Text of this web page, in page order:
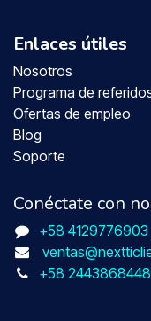
Enlaces útiles
Nosotros
Programa de
Ofertas de empleo
Blog
Soporte
Conéctate con
+58 4129776903
+58 2443868448​​​​​​